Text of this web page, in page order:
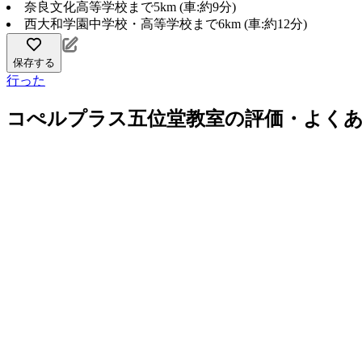
奈良文化高等学校まで5km (車:約9分)
西大和学園中学校・高等学校まで6km (車:約12分)
保存する
行った
コぺルプラス五位堂教室の評価・よく